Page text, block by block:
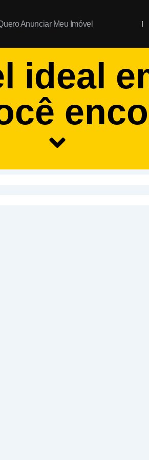
Anunciar Meu Imóvel
ideal